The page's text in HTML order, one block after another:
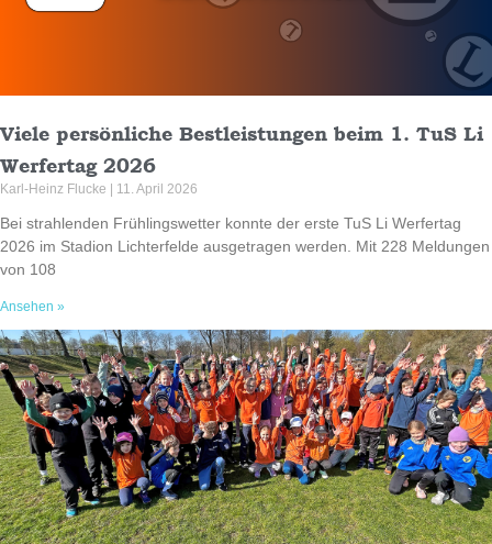
Viele persönliche Bestleistungen beim 1. TuS Li
Werfertag 2026
Karl-Heinz Flucke 11. April 2026
Bei strahlenden Frühlingswetter konnte der erste TuS Li Werfertag
2026 im Stadion Lichterfelde ausgetragen werden. Mit 228 Meldungen
von 108
Ansehen »